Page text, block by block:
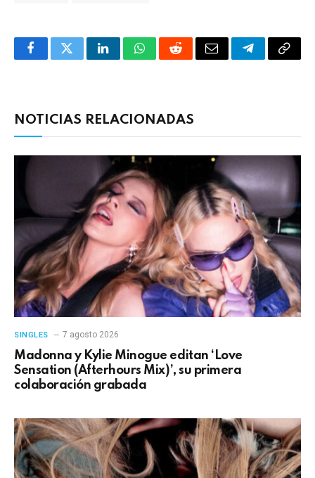
FacebookTwitterLinkedInWhatsAppRedditCorreoTelegrama
NOTICIAS RELACIONADAS
SINGLES 7 agosto 2026
Madonna y Kylie Minogue editan ‘Love
Sensation (Afterhours Mix)’, su primera
colaboración grabada